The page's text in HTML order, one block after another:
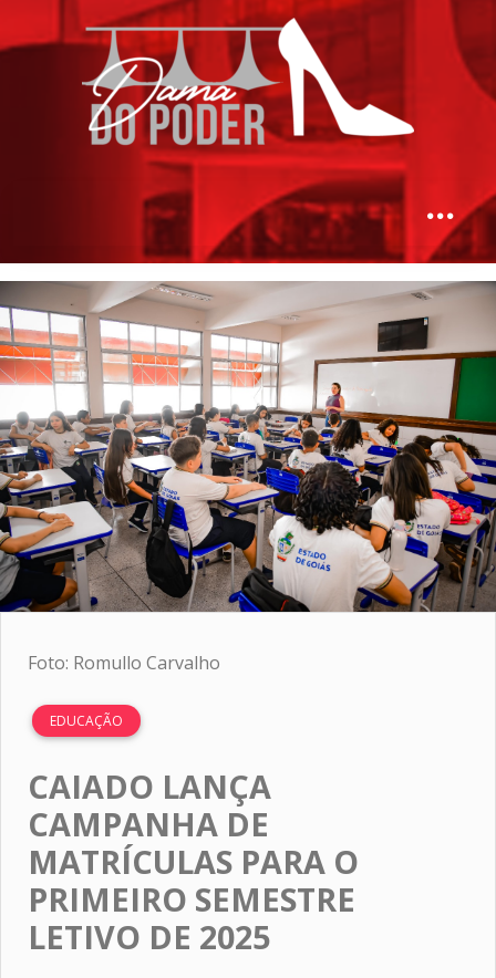
Foto: Romullo Carvalho
EDUCAÇÃO
CAIADO LANÇA
CAMPANHA DE
MATRÍCULAS PARA O
PRIMEIRO SEMESTRE
LETIVO DE 2025